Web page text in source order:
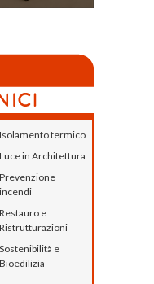
Isolamento termico
Luce in Architettura
Prevenzione
incendi
Restauro e
Ristrutturazioni
Sostenibilità e
Bioedilizia